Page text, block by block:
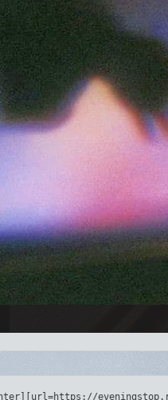
i.imgur.com/CNckjje.png[/